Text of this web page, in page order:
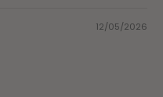
12/05/2026